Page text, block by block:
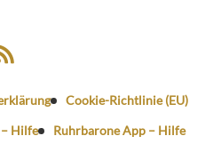
Cookie-Richtlinie (EU)
Hilfe
Ruhrbarone App – Hilfe